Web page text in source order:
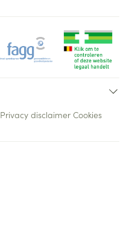
Privacy disclaimer Cookies